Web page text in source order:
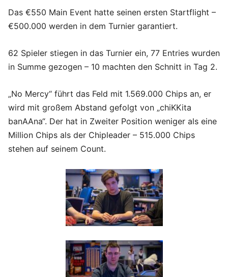
Das €550 Main Event hatte seinen ersten Startflight –
€500.000 werden in dem Turnier garantiert.
62 Spieler stiegen in das Turnier ein, 77 Entries wurden
in Summe gezogen – 10 machten den Schnitt in Tag 2.
„No Mercy“ führt das Feld mit 1.569.000 Chips an, er
wird mit großem Abstand gefolgt von „chiKKita
banAAna“. Der hat in Zweiter Position weniger als eine
Million Chips als der Chipleader – 515.000 Chips
stehen auf seinem Count.